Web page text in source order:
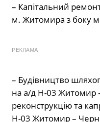
– Капітальний
м. Житомира з боку
РЕКЛАМА
– Будівництво
на а/д Н-03 Житомир
реконструкцію та
Н-03 Житомир –